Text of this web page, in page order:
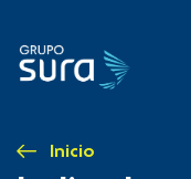
Inicio